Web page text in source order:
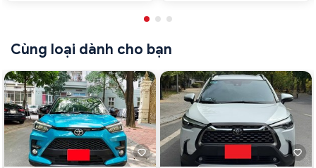
Cùng loại dành cho bạn